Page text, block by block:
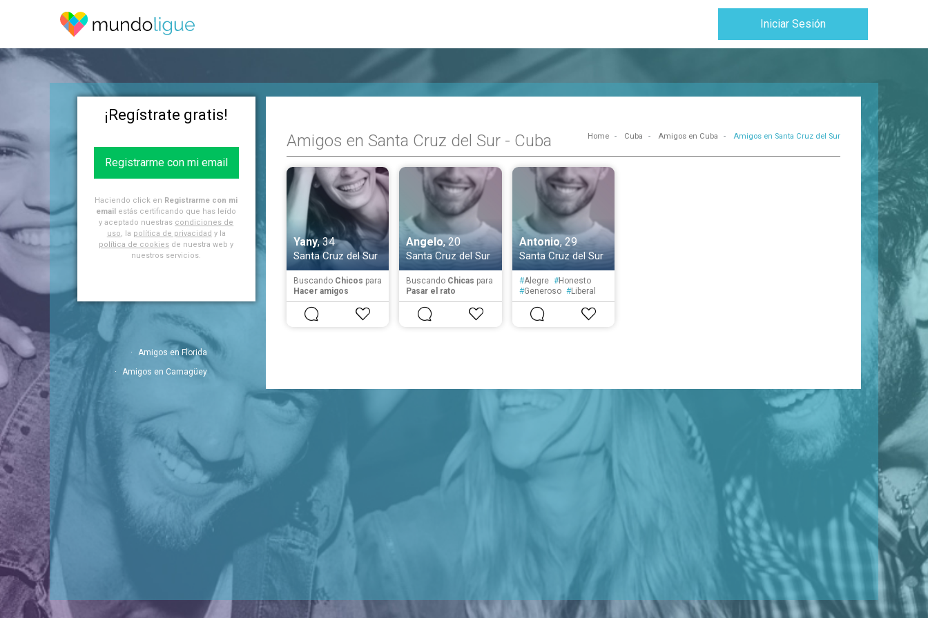
Iniciar Sesión
¡Regístrate gratis!
Registrarme con mi email
Haciendo click en Registrarme con mi
email estás certificando que has leído
y aceptado nuestras condiciones de
uso, la política de privacidad y la
política de cookies de nuestra web y
nuestros servicios.
Amigos en Florida
Amigos en Camagüey
Amigos en Santa Cruz del Sur - Cuba Home Cuba Amigos en Cuba Amigos en Santa Cruz del Sur
Yany, 34
Santa Cruz del Sur
Buscando Chicos para
Hacer amigos
Angelo, 20
Santa Cruz del Sur
Buscando Chicas para
Pasar el rato
Antonio, 29
Santa Cruz del Sur
#Alegre #Honesto
#Generoso #Liberal
#Creativo